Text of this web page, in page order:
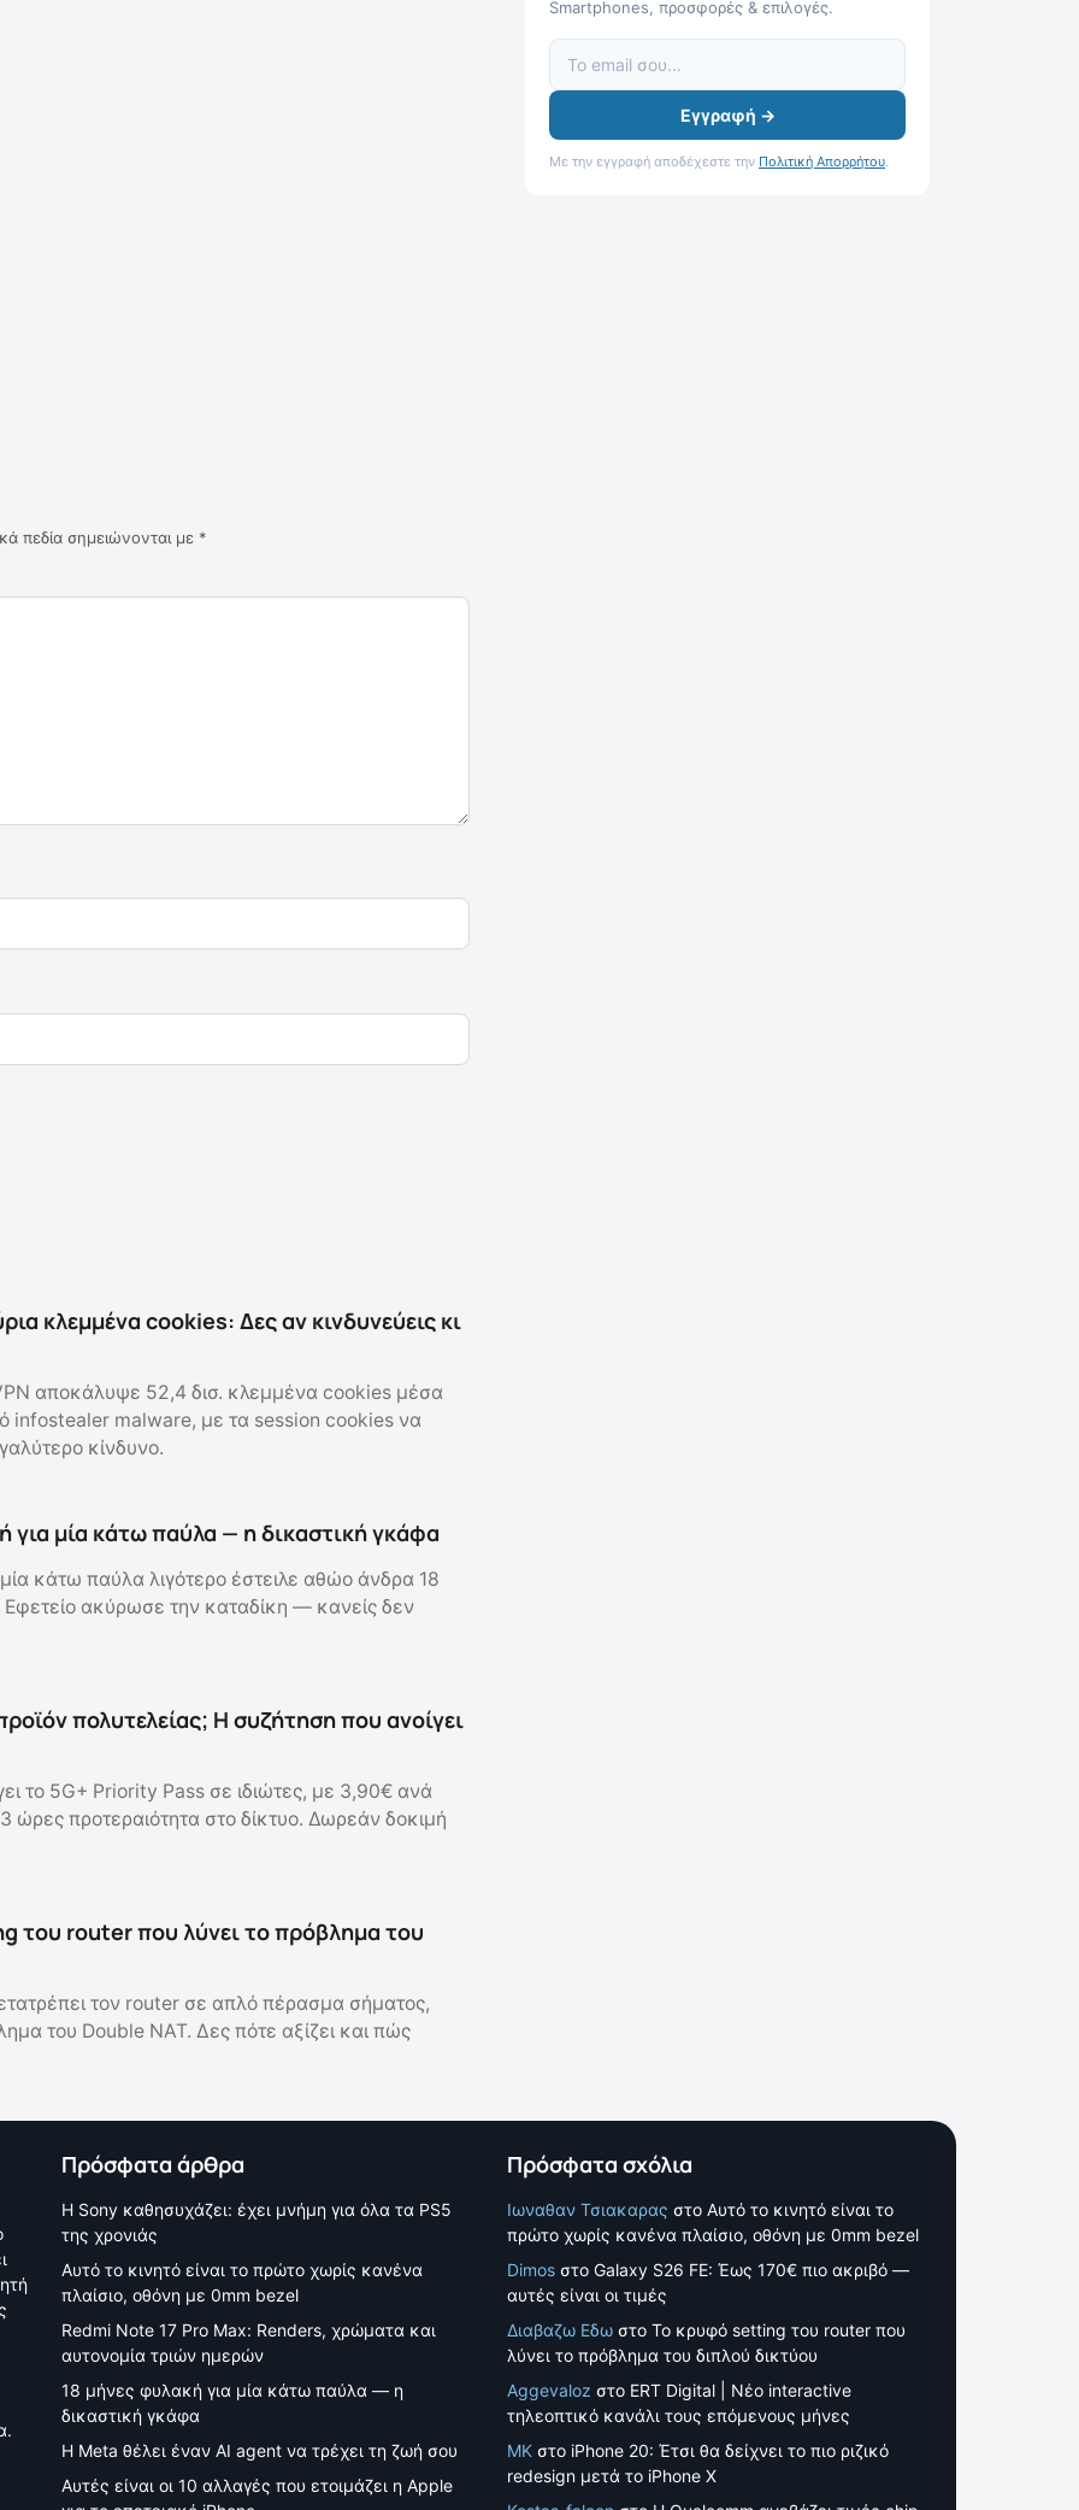
πεδία σημειώνονται με *
κλεμμένα cookies: Δες αν κινδυνεύεις κι
αποκάλυψε 52,4 δισ. κλεμμένα cookies μέσα
infostealer malware, με τα session cookies να
κίνδυνο.
για μία κάτω παύλα — η δικαστική γκάφα
κάτω παύλα λιγότερο έστειλε αθώο άνδρα 18
ακύρωσε την καταδίκη — κανείς δεν
πολυτελείας; Η συζήτηση που ανοίγει
το 5G+ Priority Pass σε ιδιώτες, με 3,90€ ανά
ώρες προτεραιότητα στο δίκτυο. Δωρεάν δοκιμή
του router που λύνει το πρόβλημα του
τον router σε απλό πέρασμα σήματος,
του Double NAT. Δες πότε αξίζει και πώς
Smartphones, προσφορές & επιλογές.
Εγγραφή →
Με την εγγραφή αποδέχεστε την Πολιτική Απορρήτου.
Πρόσφατα άρθρα
Η Sony καθησυχάζει: έχει μνήμη για όλα τα PS5
της χρονιάς
Αυτό το κινητό είναι το πρώτο χωρίς κανένα
πλαίσιο, οθόνη με 0mm bezel
Redmi Note 17 Pro Max: Renders, χρώματα και
αυτονομία τριών ημερών
18 μήνες φυλακή για μία κάτω παύλα — η
δικαστική γκάφα
Η Meta θέλει έναν AI agent να τρέχει τη ζωή σου
Αυτές είναι οι 10 αλλαγές που ετοιμάζει η Apple
Πρόσφατα σχόλια
Ιωναθαν ΤσιακαραςστοΑυτό το κινητό είναι το
πρώτο χωρίς κανένα πλαίσιο, οθόνη με 0mm bezel
DimosστοGalaxy S26 FE: Έως 170€ πιο ακριβό —
αυτές είναι οι τιμές
Διαβαζω ΕδωστοΤο κρυφό setting του router που
λύνει το πρόβλημα του διπλού δικτύου
Aggevalozστο ERT Digital | Νέο interactive
τηλεοπτικό κανάλι τους επόμενους μήνες
MKστο iPhone 20: Έτσι θα δείχνει το πιο ριζικό
redesign μετά το iPhone X